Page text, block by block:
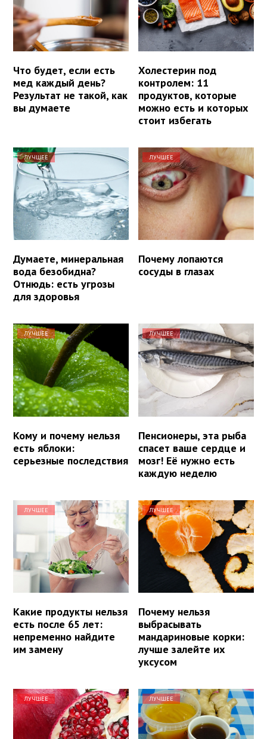
Что будет, если есть
мед каждый день?
Результат не такой, как
вы думаете
Холестерин под
контролем: 11
продуктов, которые
можно есть и которых
стоит избегать
ЛУЧШЕЕ
Думаете, минеральная
вода безобидна?
Отнюдь: есть угрозы
для здоровья
ЛУЧШЕЕ
Почему лопаются
сосуды в глазах
ЛУЧШЕЕ
Кому и почему нельзя
есть яблоки:
серьезные последствия
ЛУЧШЕЕ
Пенсионеры, эта рыба
спасет ваше сердце и
мозг! Её нужно есть
каждую неделю
ЛУЧШЕЕ
Какие продукты нельзя
есть после 65 лет:
непременно найдите
им замену
ЛУЧШЕЕ
Почему нельзя
выбрасывать
мандариновые корки:
лучше залейте их
уксусом
ЛУЧШЕЕ ЛУЧШЕЕ